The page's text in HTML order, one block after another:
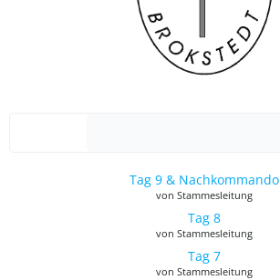
Tag 9 & Nachkommando
von Stammesleitung
Tag 8
von Stammesleitung
Tag 7
von Stammesleitung